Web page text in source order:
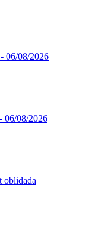
06/08/2026
06/08/2026
oblidada